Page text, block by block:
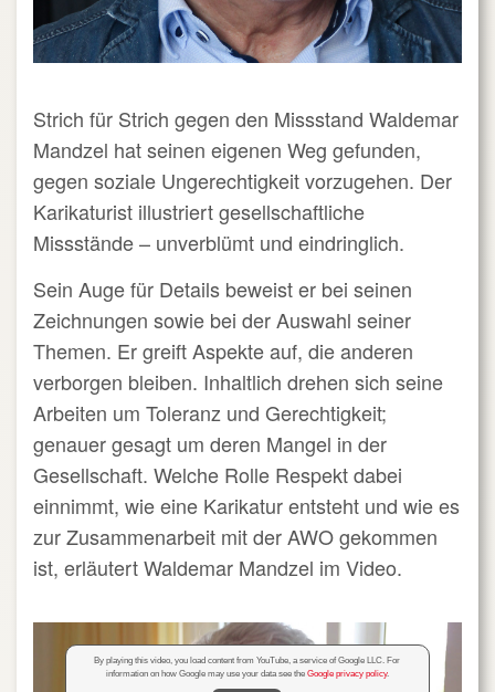
Strich für Strich gegen den Missstand Waldemar
Mandzel hat seinen eigenen Weg gefunden,
gegen soziale Ungerechtigkeit vorzugehen. Der
Karikaturist illustriert gesellschaftliche
Missstände – unverblümt und eindringlich.
Sein Auge für Details beweist er bei seinen
Zeichnungen sowie bei der Auswahl seiner
Themen. Er greift Aspekte auf, die anderen
verborgen bleiben. Inhaltlich drehen sich seine
Arbeiten um Toleranz und Gerechtigkeit;
genauer gesagt um deren Mangel in der
Gesellschaft. Welche Rolle Respekt dabei
einnimmt, wie eine Karikatur entsteht und wie es
zur Zusammenarbeit mit der AWO gekommen
ist, erläutert Waldemar Mandzel im Video.
By playing this video, you load content from YouTube, a service of Google LLC. For
information on how Google may use your data see the Google privacy policy.